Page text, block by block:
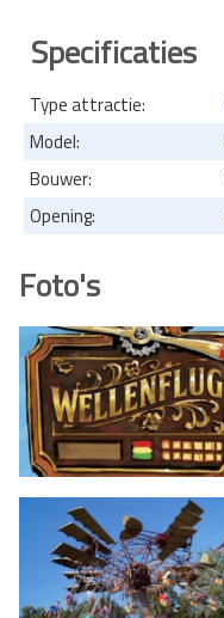
Specificaties
Type attractie:
Model:
Bouwer:
Opening:
Foto's